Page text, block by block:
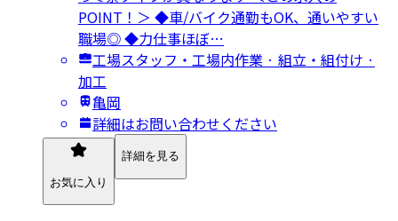
POINT！＞ ◆車/バイク通勤もOK、通いやすい
職場◎ ◆力仕事ほぼ…
工場スタッフ・工場内作業 · 組立・組付け ·
加工
亀岡
詳細はお問い合わせください
お気に入り
詳細を見る